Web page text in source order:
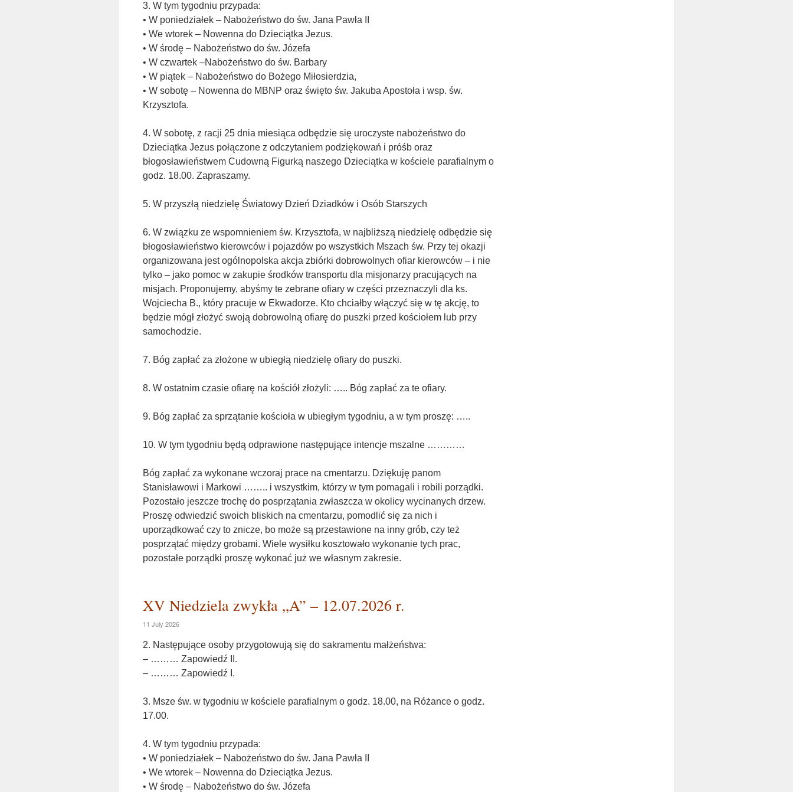
3. W tym tygodniu przypada:
• W poniedziałek – Nabożeństwo do św. Jana Pawła II
• We wtorek – Nowenna do Dzieciątka Jezus.
• W środę – Nabożeństwo do św. Józefa
• W czwartek –Nabożeństwo do św. Barbary
• W piątek – Nabożeństwo do Bożego Miłosierdzia,
• W sobotę – Nowenna do MBNP oraz święto św. Jakuba Apostoła i wsp. św.
Krzysztofa.
4. W sobotę, z racji 25 dnia miesiąca odbędzie się uroczyste nabożeństwo do
Dzieciątka Jezus połączone z odczytaniem podziękowań i próśb oraz
błogosławieństwem Cudowną Figurką naszego Dzieciątka w kościele parafialnym o
godz. 18.00. Zapraszamy.
5. W przyszłą niedzielę Światowy Dzień Dziadków i Osób Starszych
6. W związku ze wspomnieniem św. Krzysztofa, w najbliższą niedzielę odbędzie się
błogosławieństwo kierowców i pojazdów po wszystkich Mszach św. Przy tej okazji
organizowana jest ogólnopolska akcja zbiórki dobrowolnych ofiar kierowców – i nie
tylko – jako pomoc w zakupie środków transportu dla misjonarzy pracujących na
misjach. Proponujemy, abyśmy te zebrane ofiary w części przeznaczyli dla ks.
Wojciecha B., który pracuje w Ekwadorze. Kto chciałby włączyć się w tę akcję, to
będzie mógł złożyć swoją dobrowolną ofiarę do puszki przed kościołem lub przy
samochodzie.
7. Bóg zapłać za złożone w ubiegłą niedzielę ofiary do puszki.
8. W ostatnim czasie ofiarę na kościół złożyli: ….. Bóg zapłać za te ofiary.
9. Bóg zapłać za sprzątanie kościoła w ubiegłym tygodniu, a w tym proszę: …..
10. W tym tygodniu będą odprawione następujące intencje mszalne …………
Bóg zapłać za wykonane wczoraj prace na cmentarzu. Dziękuję panom
Stanisławowi i Markowi …….. i wszystkim, którzy w tym pomagali i robili porządki.
Pozostało jeszcze trochę do posprzątania zwłaszcza w okolicy wycinanych drzew.
Proszę odwiedzić swoich bliskich na cmentarzu, pomodlić się za nich i
uporządkować czy to znicze, bo może są przestawione na inny grób, czy też
posprzątać między grobami. Wiele wysiłku kosztowało wykonanie tych prac,
pozostałe porządki proszę wykonać już we własnym zakresie.
XV Niedziela zwykła „A” – 12.07.2026 r.
11 July 2026
2. Następujące osoby przygotowują się do sakramentu małżeństwa:
– ……… Zapowiedź II.
– ……… Zapowiedź I.
3. Msze św. w tygodniu w kościele parafialnym o godz. 18.00, na Różance o godz.
17.00.
4. W tym tygodniu przypada:
• W poniedziałek – Nabożeństwo do św. Jana Pawła II
• We wtorek – Nowenna do Dzieciątka Jezus.
• W środę – Nabożeństwo do św. Józefa